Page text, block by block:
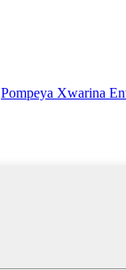
Pompeya Xwarina